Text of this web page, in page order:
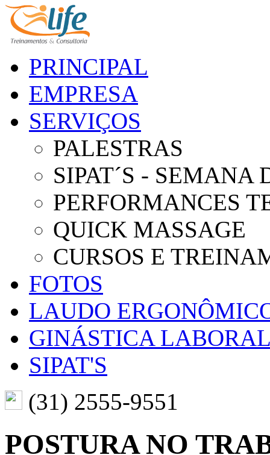
PRINCIPAL
EMPRESA
SERVIÇOS
PALESTRAS
SIPAT´S - SEMANA
PERFORMANCES
QUICK MASSAGE
CURSOS E
FOTOS
LAUDO
GINÁSTICA
SIPAT'S
(31) 2555-9551
POSTURA NO